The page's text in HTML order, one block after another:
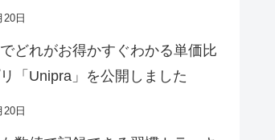
20日
どれがお得かすぐわかる単価比
「Unipra」を公開しました
20日